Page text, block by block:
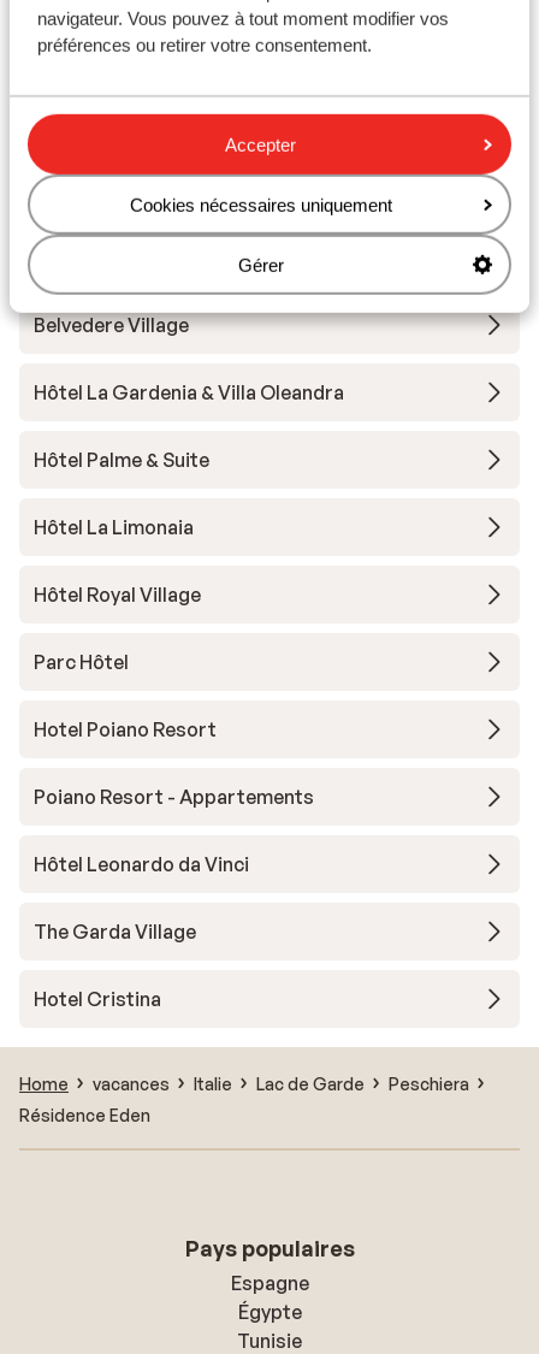
navigateur. Vous pouvez à tout moment modifier vos
préférences ou retirer votre consentement.
Accepter
Cookies nécessaires uniquement
Gérer
All Inclusive Hôtel Piccolo Paradiso
Hôtel Bisesti
Park Hôtel Casimiro
Hôtel Internazionale
Belvedere Village
Hôtel La Gardenia & Villa Oleandra
Hôtel Palme & Suite
Hôtel La Limonaia
Hôtel Royal Village
Parc Hôtel
Hotel Poiano Resort
Poiano Resort - Appartements
Hôtel Leonardo da Vinci
The Garda Village
Hotel Cristina
Home vacances Italie Lac de Garde
Peschiera
Résidence Eden
Pays populaires
Espagne
Égypte
Tunisie